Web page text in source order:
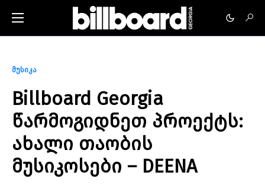
მუსიკა
Billboard Georgia
წარმოგიდნეთ პროექტს:
ახალი თაობის
მუსიკოსები – DEENA